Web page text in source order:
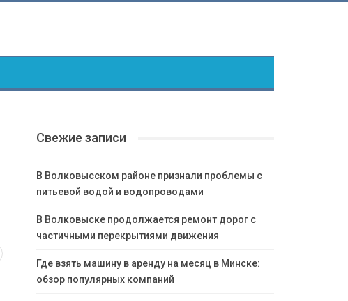
Свежие записи
В Волковысском районе признали проблемы с
питьевой водой и водопроводами
В Волковыске продолжается ремонт дорог с
частичными перекрытиями движения
Где взять машину в аренду на месяц в Минске:
обзор популярных компаний